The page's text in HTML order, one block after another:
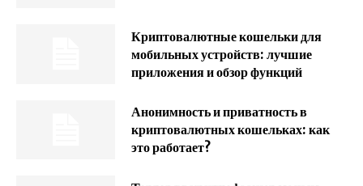
Криптовалютные кошельки для
мобильных устройств: лучшие
приложения и обзор функций
Анонимность и приватность в
криптовалютных кошельках: как
это работает?